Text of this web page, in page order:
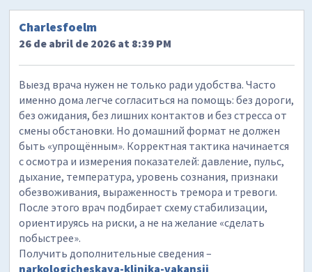
Charlesfoelm
26 de abril de 2026 at 8:39 PM
Выезд врача нужен не только ради удобства. Часто
именно дома легче согласиться на помощь: без дороги,
без ожидания, без лишних контактов и без стресса от
смены обстановки. Но домашний формат не должен
быть «упрощённым». Корректная тактика начинается
с осмотра и измерения показателей: давление, пульс,
дыхание, температура, уровень сознания, признаки
обезвоживания, выраженность тремора и тревоги.
После этого врач подбирает схему стабилизации,
ориентируясь на риски, а не на желание «сделать
побыстрее».
Получить дополнительные сведения –
narkologicheskaya-klinika-vakansii